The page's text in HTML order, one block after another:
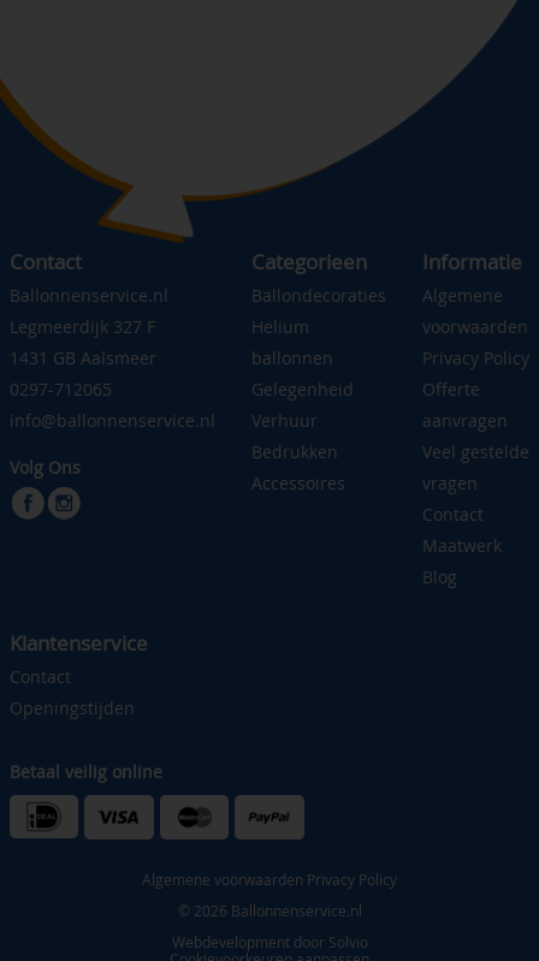
Contact
Ballonnenservice.nl
Legmeerdijk 327 F
1431 GB Aalsmeer
0297-712065
info@ballonnenservice.nl
Volg Ons
Categorieen
Ballondecoraties
Helium
ballonnen
Gelegenheid
Verhuur
Bedrukken
Accessoires
Informatie
Algemene
voorwaarden
Privacy Policy
Offerte
aanvragen
Veel gestelde
vragen
Contact
Maatwerk
Blog
Klantenservice
Contact
Openingstijden
Betaal veilig online
Algemene voorwaarden Privacy Policy
© 2026 Ballonnenservice.nl
Webdevelopment door Solvio